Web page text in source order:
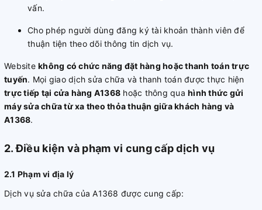
vấn.
Cho phép người dùng đăng ký tài khoản thành viên để
thuận tiện theo dõi thông tin dịch vụ.
Website không có chức năng đặt hàng hoặc thanh toán trực
tuyến. Mọi giao dịch sửa chữa và thanh toán được thực hiện
trực tiếp tại cửa hàng A1368 hoặc thông qua hình thức gửi
máy sửa chữa từ xa theo thỏa thuận giữa khách hàng và
A1368.
2. Điều kiện và phạm vi cung cấp dịch vụ
2.1 Phạm vi địa lý
Dịch vụ sửa chữa của A1368 được cung cấp: